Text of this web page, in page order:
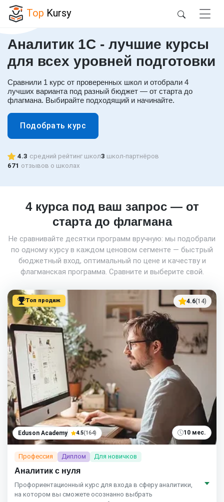
Top Kursy
Аналитик 1C - лучшие курсы
для всех уровней подготовки
Сравнили 1 курс от проверенных школ и отобрали 4
лучших варианта под разный бюджет — от старта до
флагмана. Выбирайте подходящий и начинайте.
Подобрать курс
4.3 средний рейтинг школ3 школ-партнёров
671 отзывов о школах
4 курса под ваш запрос — от
старта до флагмана
Не сравнивайте десятки программ вручную: мы подобрали
по одному курсу в каждом ценовом сегменте — быстрый
бюджетный вход, оптимальный по цене и качеству и
флагманская программа. Сравните и выберите свой.
Топ продаж 4.6(14)
Eduson Academy 4.5(164) 10 мес.
Профессия Диплом Для новичков
Аналитик с нуля
Профориентационный курс для входа в сферу аналитики,
на котором вы сможете осознанно выбрать